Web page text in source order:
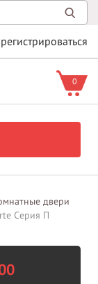
0
двери
Серия П